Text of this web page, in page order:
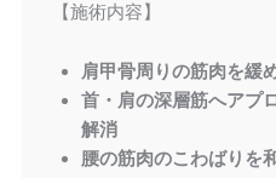
【施術内容】
肩甲骨周りの筋肉を緩
首・肩の深層筋へアプ
解消
腰の筋肉のこわばりを